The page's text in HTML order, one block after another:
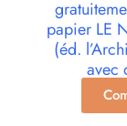
papier LE
(éd.
avec